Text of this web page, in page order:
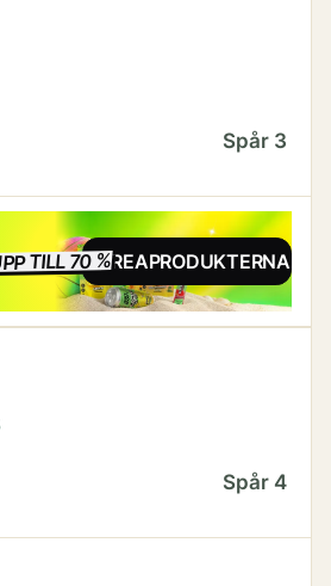
Spår 3
TILL 70 %REA
SE REAPRODUKTERNA
Spår 4